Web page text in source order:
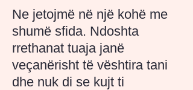
Ne jetojmë në një kohë me
shumë sfida. Ndoshta
rrethanat tuaja janë
veçanërisht të vështira tani
dhe nuk di se kujt ti